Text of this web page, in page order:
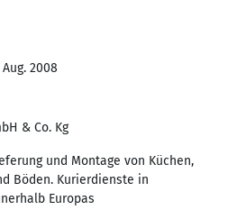
2008
& Co. Kg
und Montage von Küchen,
Böden. Kurierdienste in
Europas